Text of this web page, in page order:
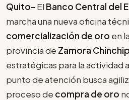
Quito- El Banco Central del
marcha una nueva oficina
comercialización de oro en
provincia de Zamora
estratégicas para la actividad
punto de atención busca
proceso de compra de oro